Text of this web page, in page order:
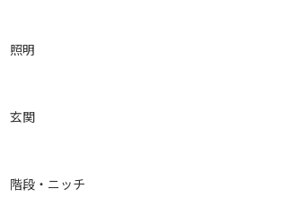
照明
玄関
階段・ニッチ